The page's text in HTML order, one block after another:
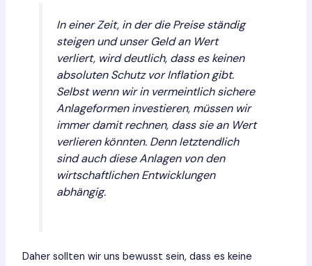
In einer Zeit, in der die Preise ständig
steigen und unser Geld an Wert
verliert, wird deutlich, dass es keinen
absoluten Schutz vor Inflation gibt.
Selbst wenn wir in vermeintlich sichere
Anlageformen investieren, müssen wir
immer damit rechnen, dass sie an Wert
verlieren könnten. Denn letztendlich
sind auch diese Anlagen von den
wirtschaftlichen Entwicklungen
abhängig.
Daher sollten wir uns bewusst sein, dass es keine